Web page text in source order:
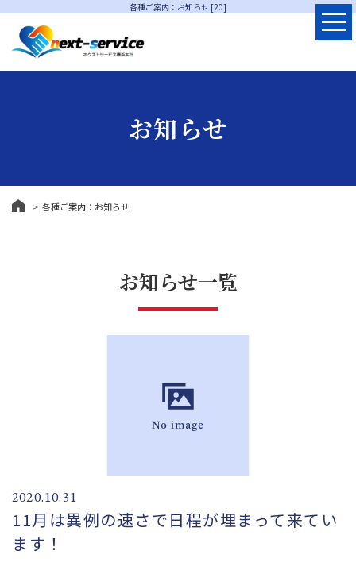
各種ご案内：お知らせ [20]
お知らせ
各種ご案内：お知らせ
お知らせ一覧
2020.10.31
11月は異例の速さで日程が埋まって来てい
ます！